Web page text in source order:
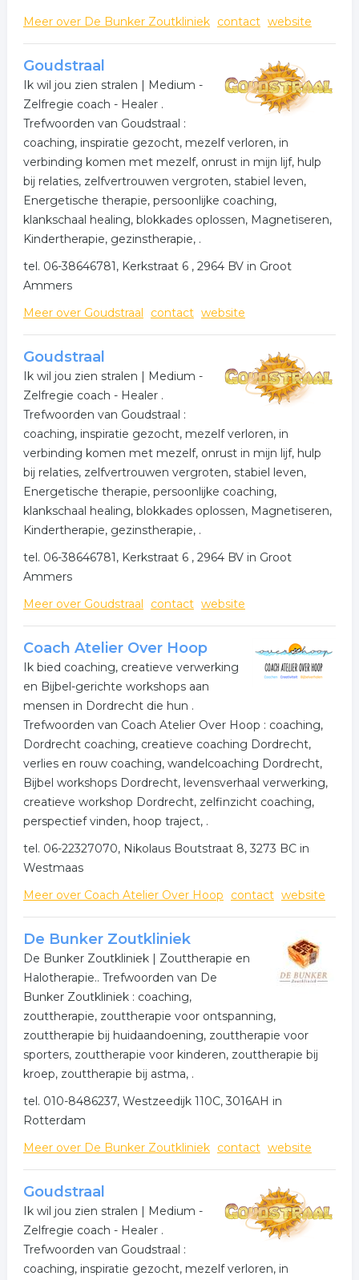
Meer over De Bunker Zoutkliniek contact website
Goudstraal
Ik wil jou zien stralen | Medium -
Zelfregie coach - Healer .
Trefwoorden van Goudstraal :
coaching, inspiratie gezocht, mezelf verloren, in
verbinding komen met mezelf, onrust in mijn lijf, hulp
bij relaties, zelfvertrouwen vergroten, stabiel leven,
Energetische therapie, persoonlijke coaching,
klankschaal healing, blokkades oplossen, Magnetiseren,
Kindertherapie, gezinstherapie, .
tel. 06-38646781, Kerkstraat 6 , 2964 BV in Groot
Ammers
Meer over Goudstraal
contact website
Goudstraal
Ik wil jou zien stralen | Medium -
Zelfregie coach - Healer .
Trefwoorden van Goudstraal :
coaching, inspiratie gezocht, mezelf verloren, in
verbinding komen met mezelf, onrust in mijn lijf, hulp
bij relaties, zelfvertrouwen vergroten, stabiel leven,
Energetische therapie, persoonlijke coaching,
klankschaal healing, blokkades oplossen, Magnetiseren,
Kindertherapie, gezinstherapie, .
tel. 06-38646781, Kerkstraat 6 , 2964 BV in Groot
Ammers
Meer over Goudstraal
contact website
Coach Atelier Over Hoop
Ik bied coaching, creatieve verwerking
en Bijbel-gerichte workshops aan
mensen in Dordrecht die hun .
Trefwoorden van Coach Atelier Over Hoop : coaching,
Dordrecht coaching, creatieve coaching Dordrecht,
verlies en rouw coaching, wandelcoaching Dordrecht,
Bijbel workshops Dordrecht, levensverhaal verwerking,
creatieve workshop Dordrecht, zelfinzicht coaching,
perspectief vinden, hoop traject, .
tel. 06-22327070, Nikolaus Boutstraat 8, 3273 BC in
Westmaas
Meer over Coach Atelier Over Hoop
contact website
De Bunker Zoutkliniek
De Bunker Zoutkliniek | Zouttherapie en
Halotherapie.. Trefwoorden van De
Bunker Zoutkliniek : coaching,
zouttherapie, zouttherapie voor ontspanning,
zouttherapie bij huidaandoening, zouttherapie voor
sporters, zouttherapie voor kinderen, zouttherapie bij
kroep, zouttherapie bij astma, .
tel. 010-8486237, Westzeedijk 110C, 3016AH in
Rotterdam
Meer over De Bunker Zoutkliniek contact website
Goudstraal
Ik wil jou zien stralen | Medium -
Zelfregie coach - Healer .
Trefwoorden van Goudstraal :
coaching, inspiratie gezocht, mezelf verloren, in